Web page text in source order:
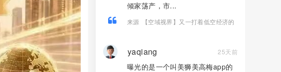
倾家荡产，市...
来源
【空域视界】又一打着低空经济的
yaqiang 25天前
曝光的是一个叫美狮美高梅app的